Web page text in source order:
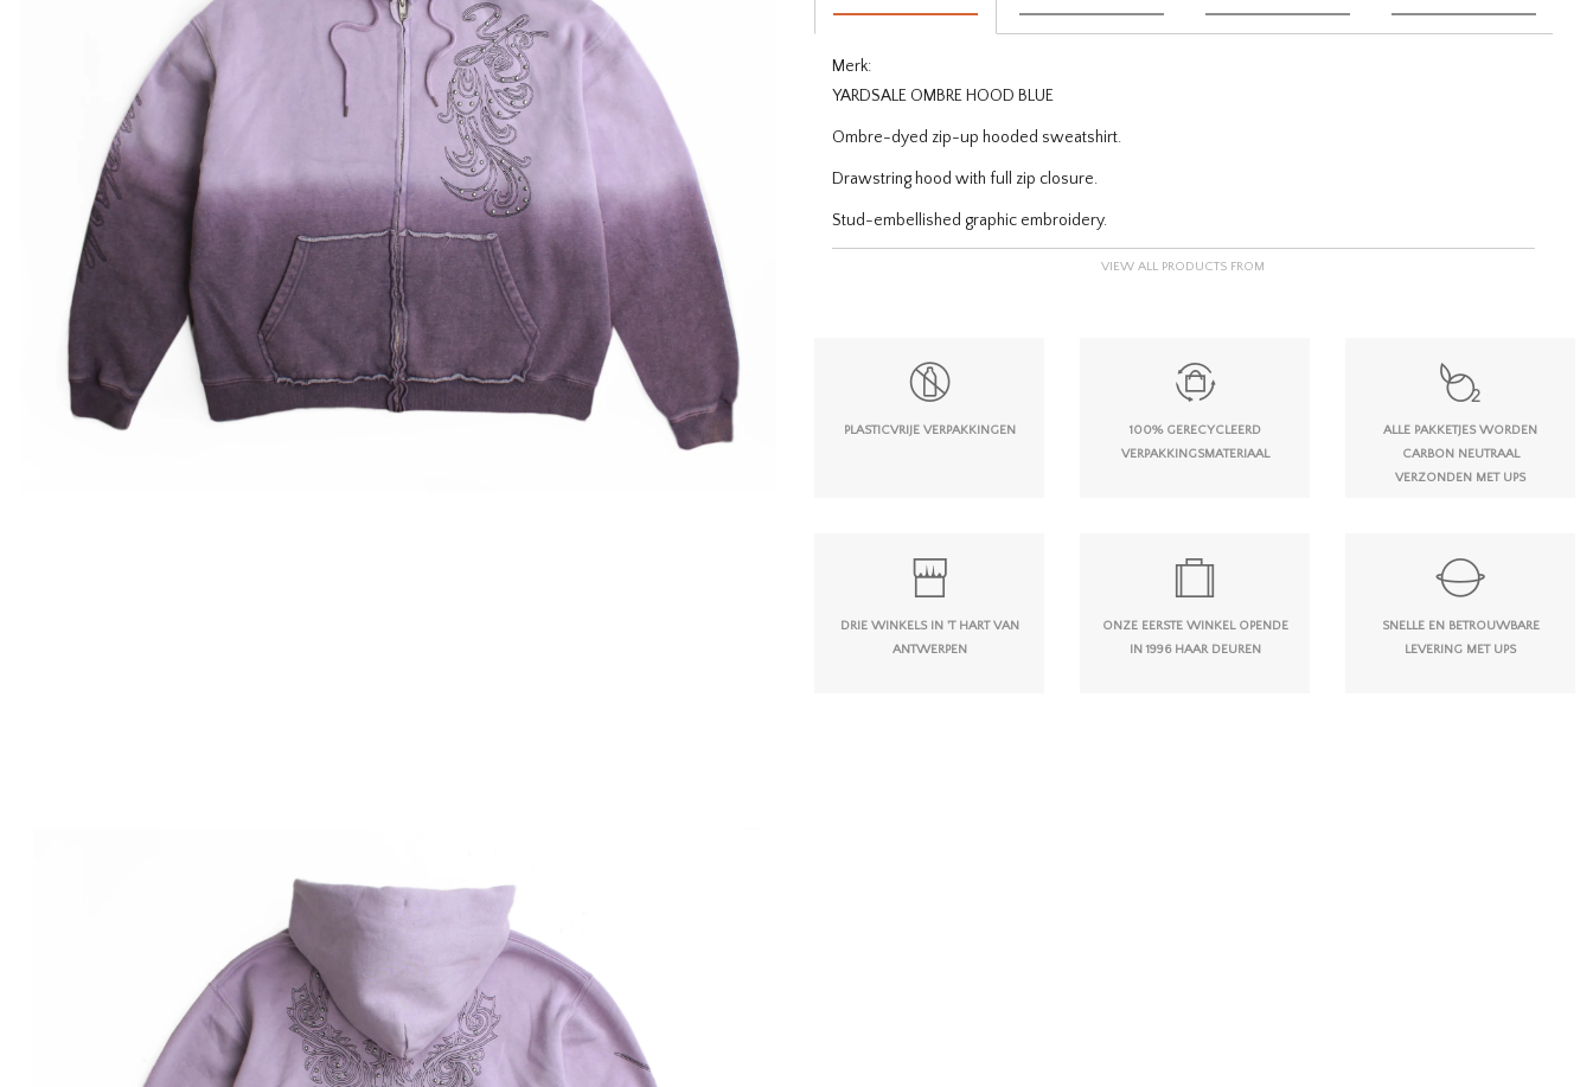
Merk:
YARDSALE OMBRE HOOD BLUE
Ombre-dyed zip-up hooded sweatshirt.
Drawstring hood with full zip closure.
Stud-embellished graphic embroidery.
VIEW ALL PRODUCTS FROM
PLASTICVRIJE VERPAKKINGEN
100% GERECYCLEERD
VERPAKKINGSMATERIAAL
ALLE PAKKETJES WORDEN
CARBON NEUTRAAL
VERZONDEN MET UPS
DRIE WINKELS IN 'T HART VAN
ANTWERPEN
ONZE EERSTE WINKEL OPENDE
IN 1996 HAAR DEUREN
SNELLE EN BETROUWBARE
LEVERING MET UPS